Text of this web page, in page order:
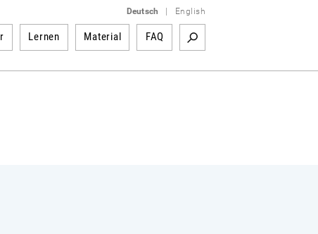
Deutsch English
Lernen Material FAQ